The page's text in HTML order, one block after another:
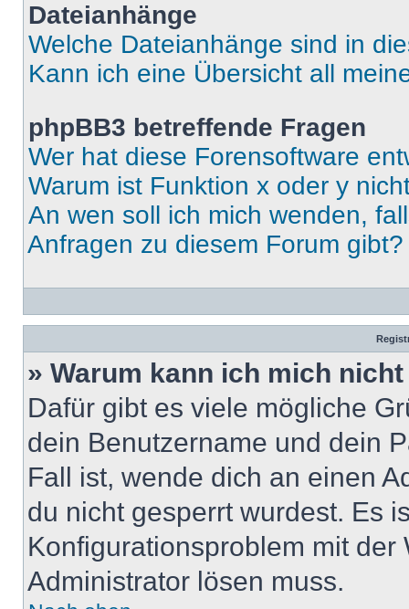
Dateianhänge
Welche Dateianhänge sind in
Kann ich eine Übersicht all
phpBB3 betreffende Fragen
Wer hat diese Forensoftware
Warum ist Funktion x oder y
An wen soll ich mich wenden,
Anfragen zu diesem Forum gibt?
» Warum kann ich mich
Dafür gibt es viele mögliche
dein Benutzername und dein
Fall ist, wende dich an einen
du nicht gesperrt wurdest. Es
Konfigurationsproblem mit
Administrator lösen muss.